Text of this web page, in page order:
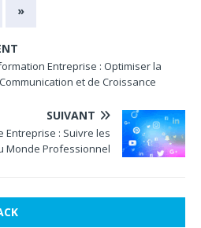
»
Entreprise : Optimiser la
et de Croissance
SUIVANT
Entreprise : Suivre les
Monde Professionnel